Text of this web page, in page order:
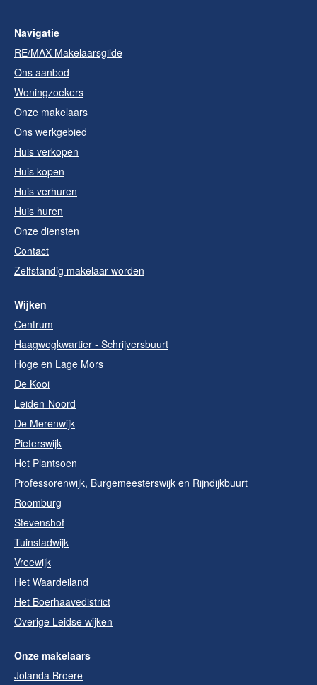
Navigatie
RE/MAX Makelaarsgilde
Ons aanbod
Woningzoekers
Onze makelaars
Ons werkgebied
Huis verkopen
Huis kopen
Huis verhuren
Huis huren
Onze diensten
Contact
Zelfstandig makelaar worden
Wijken
Centrum
Haagwegkwartier - Schrijversbuurt
Hoge en Lage Mors
De Kooi
Leiden-Noord
De Merenwijk
Pieterswijk
Het Plantsoen
Professorenwijk, Burgemeesterswijk en Rijndijkbuurt
Roomburg
Stevenshof
Tuinstadwijk
Vreewijk
Het Waardeiland
Het Boerhaavedistrict
Overige Leidse wijken
Onze makelaars
Jolanda Broere